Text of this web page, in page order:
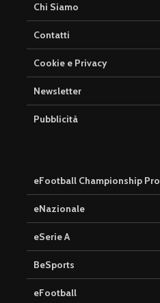
Chi Siamo
Contatti
Cookie e Privacy
Newsletter
Pubblicità
eFootball Championship Pro
eNazionale
eSerie A
BeSports
eFootball